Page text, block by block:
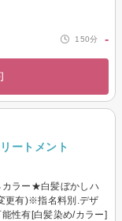
150分 -
リートメント
カラー★白髪ぼかしハ
更有)※指名料別.デザ
性有[白髪染め/カラー]